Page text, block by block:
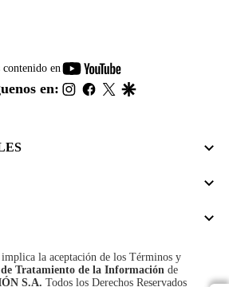
contenido en
youtube-
footer
en: instagram
facebook
twitter
la aceptación de los Términos y
Tratamiento de la Información de
S.A. Todos los Derechos Reservados